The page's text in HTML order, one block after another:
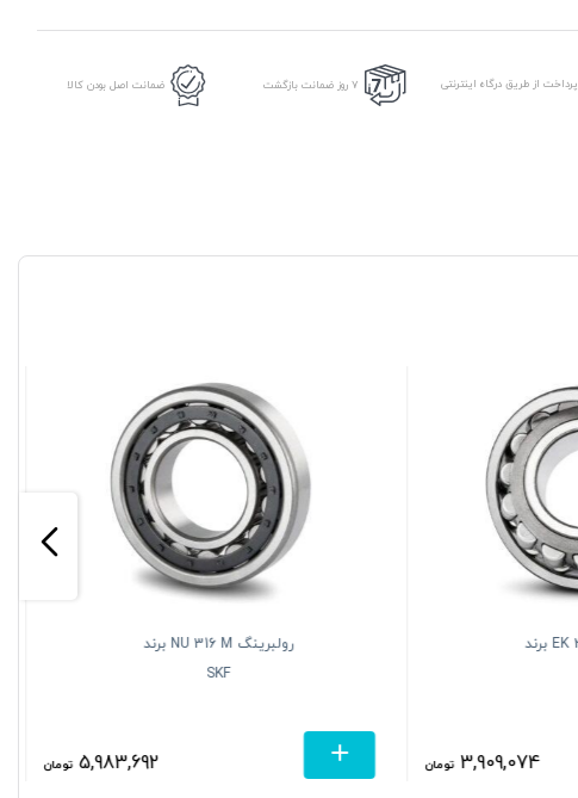
پرداخت از طریق درگاه اینترنتی 7 روز ضمانت بازگشت ضمانت اصل بودن کالا
رولبرینگ 22215 EK برند
3,909,074 تومان
رولبرینگ NU 316 M برند
SKF
5,983,692 تومان